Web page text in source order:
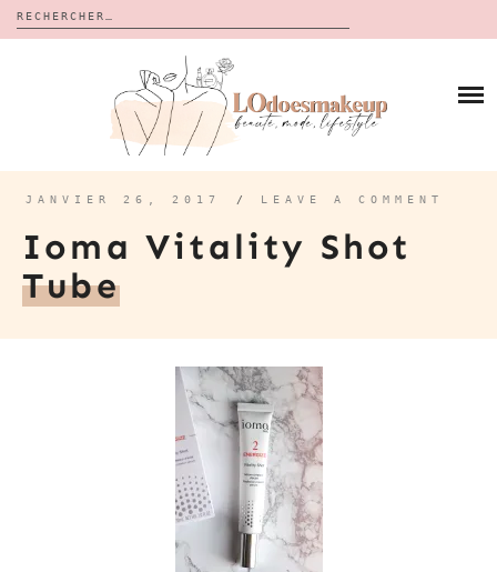
Rechercher :
CALENDRIERS DE L’AVENT
BON PLAN
À PROPOS
CONTACT
JANVIER 26, 2017 / LEAVE A COMMENT
Ioma Vitality Shot
Tube